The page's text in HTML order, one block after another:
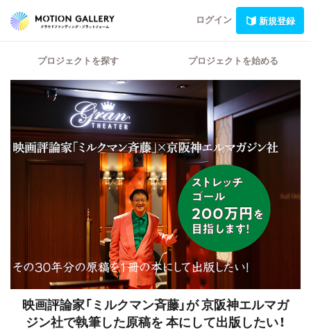
ログイン 新規登録
プロジェクトを探す プロジェクトを始める
映画評論家「ミルクマン斉藤」が 京阪神エルマガ
ジン社で執筆した原稿を 本にして出版したい！